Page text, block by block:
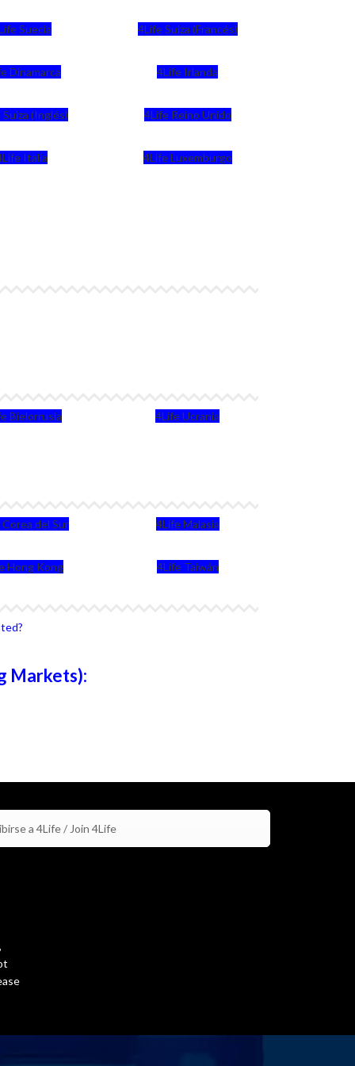
Suecia 4Life Suiza (Francés)
Dinamarca 4Life Irlanda
(Inglés) 4Life Reino Unido
Italia 4Life Luxemburgo
Bielorrusia 4Life Ucrania
del Sur 4Life Malasia
Hong Kong 4Life Taiwán
Markets):
a 4Life / Join 4Life